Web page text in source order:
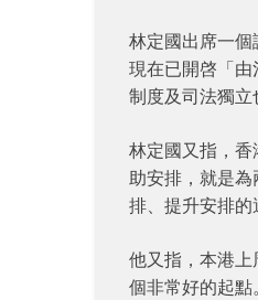
林定國出席一
現在已開啓「
制度及司法獨立
林定國又指，
助安排，就是
排、提升安排的
他又指，本港
個非常好的起